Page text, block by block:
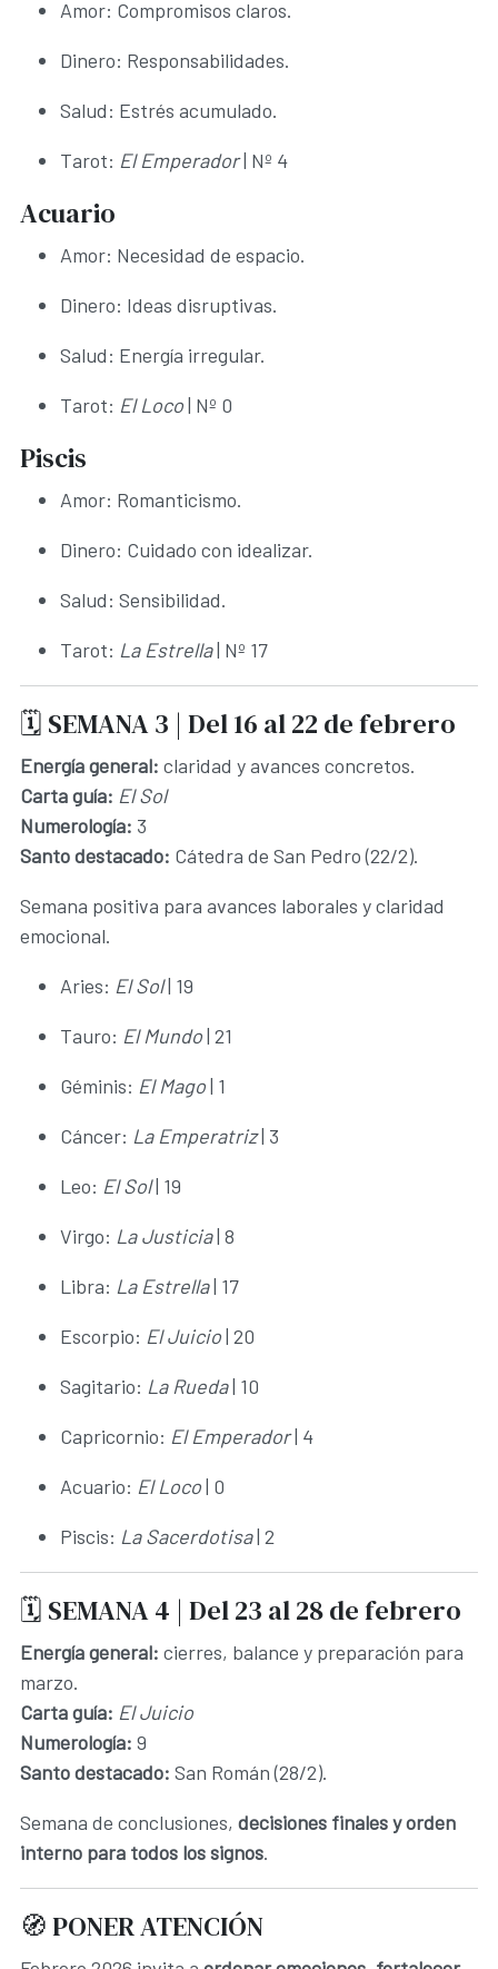
Amor: Compromisos claros.
Dinero: Responsabilidades.
Salud: Estrés acumulado.
Tarot: El Emperador| Nº 4
Acuario
Amor: Necesidad de espacio.
Dinero: Ideas disruptivas.
Salud: Energía irregular.
Tarot: El Loco| Nº 0
Piscis
Amor: Romanticismo.
Dinero: Cuidado con idealizar.
Salud: Sensibilidad.
Tarot: La Estrella| Nº 17
🗓️ SEMANA 3 | Del 16 al 22 de febrero
Energía general: claridad y avances concretos.
Carta guía: El Sol
Numerología: 3
Santo destacado: Cátedra de San Pedro (22/2).
Semana positiva para avances laborales y claridad
emocional.
Aries: El Sol| 19
Tauro: El Mundo| 21
Géminis: El Mago| 1
Cáncer: La Emperatriz| 3
Leo: El Sol| 19
Virgo: La Justicia| 8
Libra: La Estrella| 17
Escorpio: El Juicio| 20
Sagitario: La Rueda| 10
Capricornio: El Emperador| 4
Acuario: El Loco| 0
Piscis: La Sacerdotisa| 2
🗓️ SEMANA 4 | Del 23 al 28 de febrero
Energía general: cierres, balance y preparación para
marzo.
Carta guía: El Juicio
Numerología: 9
Santo destacado: San Román (28/2).
Semana de conclusiones, decisiones finales y orden
interno para todos los signos.
🧭 PONER ATENCIÓN